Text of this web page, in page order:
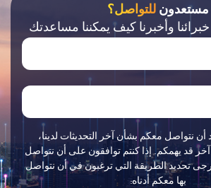
مستعدون للتواصل؟
وأخبرنا كيف يمكننا مساعدتك
نتواصل معكم بشأن آخر التحديثات لدينا،
قد يهمكم. إذا كنتم توافقون على أن نتواصل
تحديد الطريقة التي ترغبون في أن نتواصل
بها معكم أدناه: